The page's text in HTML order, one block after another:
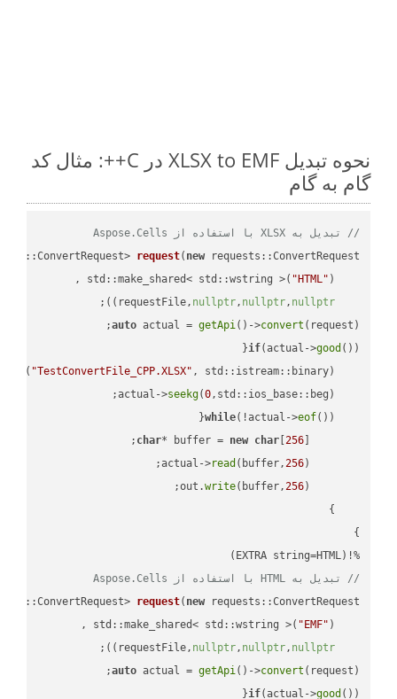
نحوه تبدیل XLSX to EMF در C++: مثال کد
گام به گام
// تبدیل به XLSX با استفاده از Aspose.Cells
request( new
"HTML"
    requestFile,
nullptr, nullptr, nullptr
))
;
auto actual = getApi()->convert (request);
if(actual->good
( "TestConvertFile_CPP.XLSX" , std::istream::binary)
seekg(0
while(!actual->eof
char* buffer = new char[ 256
read (buffer,256
write(buffer,256
%!(EXTRA string=HTML)
// تبدیل به HTML با استفاده از Aspose.Cells
request( new
"EMF"
    requestFile,
nullptr, nullptr, nullptr
))
;
auto actual = getApi()->convert (request);
if(actual->good